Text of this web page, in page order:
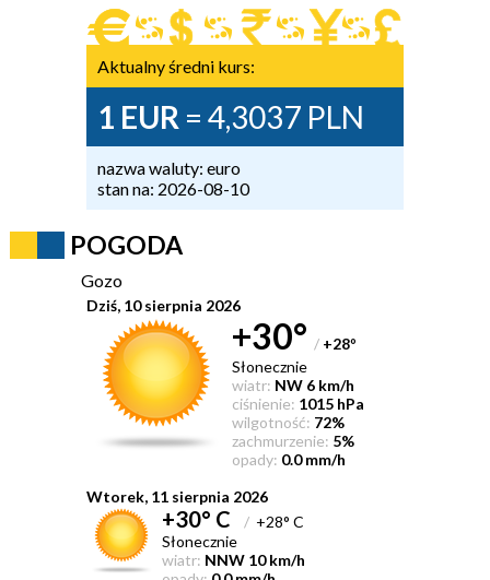
Aktualny średni kurs:
1 EUR = 4,3037 PLN
nazwa waluty: euro
stan na: 2026-08-10
POGODA
Gozo
Dziś, 10 sierpnia 2026
+30° / +28°
Słonecznie
wiatr: NW 6 km/h
ciśnienie: 1015 hPa
wilgotność: 72%
zachmurzenie: 5%
opady: 0.0 mm/h
Wtorek, 11 sierpnia 2026
+30° C /+28° C
Słonecznie
wiatr: NNW 10 km/h